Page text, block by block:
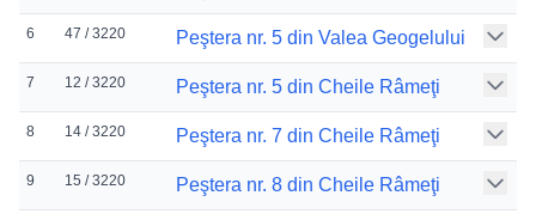
6 47 / 3220 Peştera nr. 5 din Valea Geogelului
7 12 / 3220 Peştera nr. 5 din Cheile Râmeţi
8 14 / 3220 Peştera nr. 7 din Cheile Râmeţi
9 15 / 3220 Peştera nr. 8 din Cheile Râmeţi